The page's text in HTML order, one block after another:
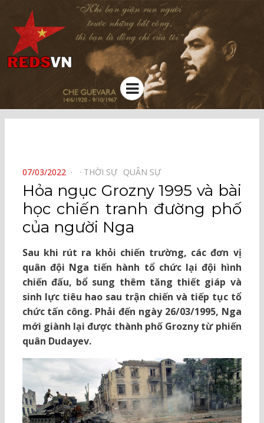
Kênh chia sẻ tri thức cộng đồng
Menu
POSTED
ON
07/03/2022 THỜI SỰ⠀ QUÂN SỰ⠀
Hỏa ngục Grozny 1995 và bài
học chiến tranh đường phố
của người Nga
Sau khi rút ra khỏi chiến trường, các đơn vị
quân đội Nga tiến hành tổ chức lại đội hình
chiến đấu, bổ sung thêm tăng thiết giáp và
sinh lực tiêu hao sau trận chiến và tiếp tục tổ
chức tấn công. Phải đến ngày 26/03/1995, Nga
mới giành lại được thành phố Grozny từ phiến
quân Dudayev.